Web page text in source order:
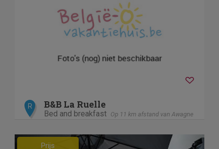
R B&B La Ruelle
Bed and breakfast Op 11 km afstand van Awagne
Previous Next
Prijs